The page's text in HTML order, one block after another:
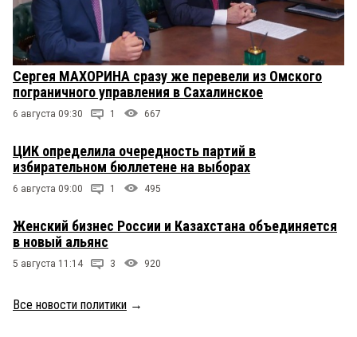
Сергея МАХОРИНА сразу же перевели из Омского
пограничного управления в Сахалинское
6 августа 09:30 1 667
ЦИК определила очередность партий в
избирательном бюллетене на выборах
6 августа 09:00 1 495
Женский бизнес России и Казахстана объединяется
в новый альянс
5 августа 11:14 3 920
Все новости политики →